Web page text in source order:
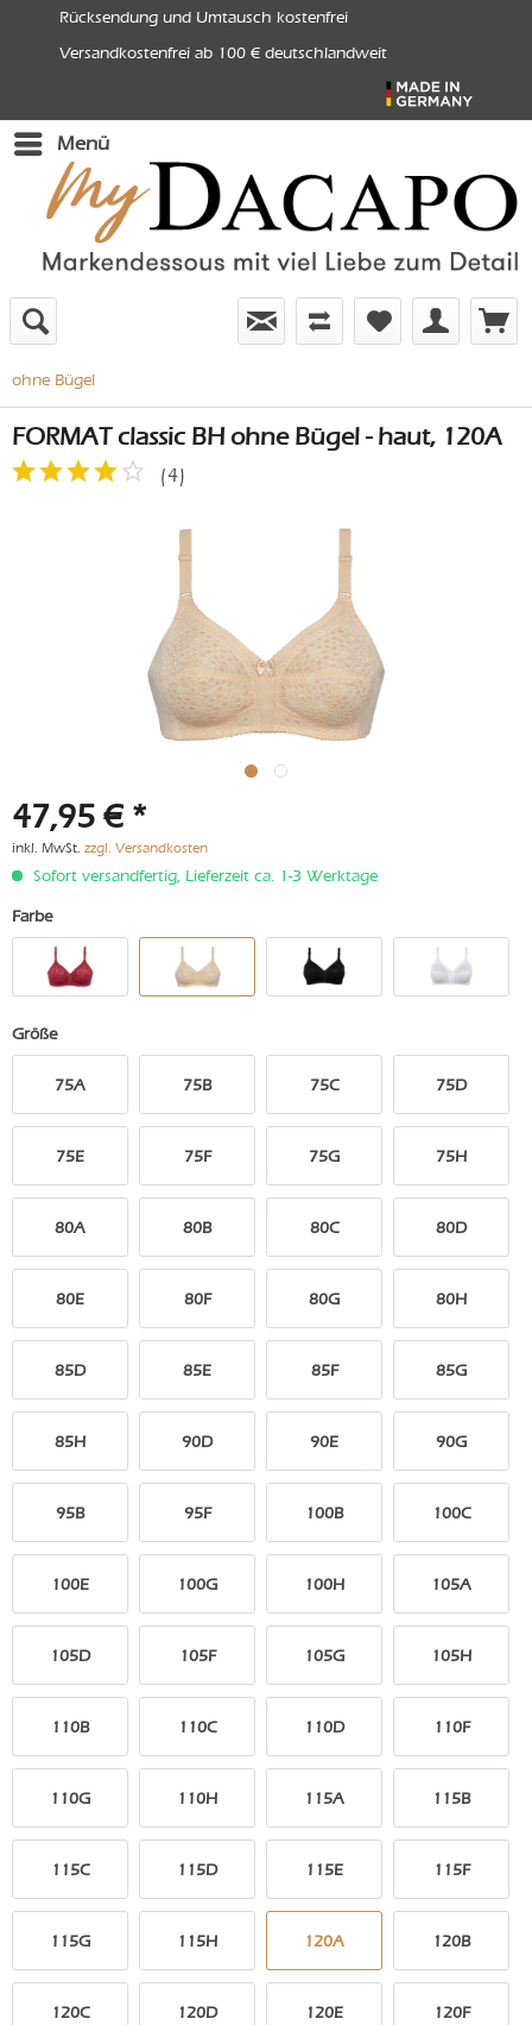
Rücksendung und Umtausch kostenfrei
Versandkostenfrei ab 100 € deutschlandweit
Menü
ohne Bügel
FORMAT classic BH ohne Bügel - haut, 120A
(4)
47,95 € *
inkl. MwSt. zzgl. Versandkosten
Sofort versandfertig, Lieferzeit ca. 1-3 Werktage
Farbe
Größe
75A 75B 75C 75D
75E 75F 75G 75H
80A 80B 80C 80D
80E 80F 80G 80H
85D 85E 85F 85G
85H 90D 90E 90G
95B 95F 100B 100C
100E 100G 100H 105A
105D 105F 105G 105H
110B 110C 110D 110F
110G 110H 115A 115B
115C 115D 115E 115F
115G 115H 120A 120B
120C 120D 120E 120F